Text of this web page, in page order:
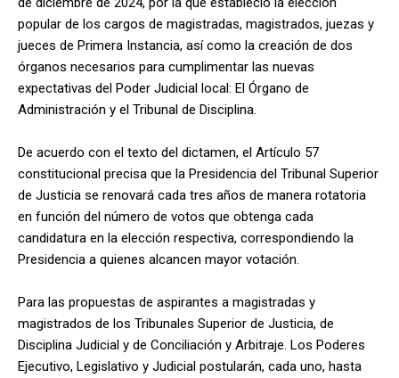
popular de los cargos de magistradas, magistrados, juezas y
jueces de Primera Instancia, así como la creación de dos
órganos necesarios para cumplimentar las nuevas
expectativas del Poder Judicial local: El Órgano de
Administración y el Tribunal de Disciplina.
De acuerdo con el texto del dictamen, el Artículo 57
constitucional precisa que la Presidencia del Tribunal Superior
de Justicia se renovará cada tres años de manera rotatoria
en función del número de votos que obtenga cada
candidatura en la elección respectiva, correspondiendo la
Presidencia a quienes alcancen mayor votación.
Para las propuestas de aspirantes a magistradas y
magistrados de los Tribunales Superior de Justicia, de
Disciplina Judicial y de Conciliación y Arbitraje. Los Poderes
Ejecutivo, Legislativo y Judicial postularán, cada uno, hasta